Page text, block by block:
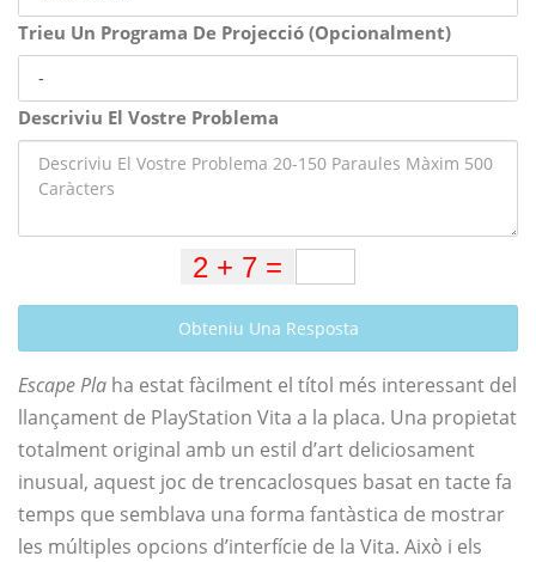
Trieu Un Programa De Projecció (Opcionalment)
Descriviu El Vostre Problema
Obteniu Una Resposta
Escape Pla ha estat fàcilment el títol més interessant del
llançament de PlayStation Vita a la placa. Una propietat
totalment original amb un estil d’art deliciosament
inusual, aquest joc de trencaclosques basat en tacte fa
temps que semblava una forma fantàstica de mostrar
les múltiples opcions d’interfície de la Vita. Això i els